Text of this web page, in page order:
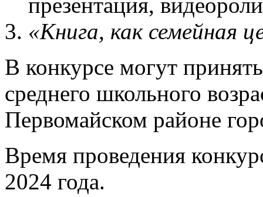
«Книга, как семейная
В конкурсе могут
среднего школьного
Первомайском районе
Время проведения
2024 года.